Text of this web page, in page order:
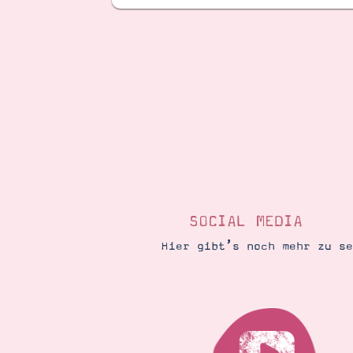
SOCIAL MEDIA
Hier gibt’s noch mehr zu